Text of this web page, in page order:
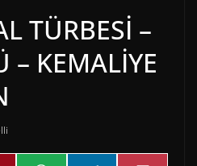
TÜRBESİ –
– KEMALİYE